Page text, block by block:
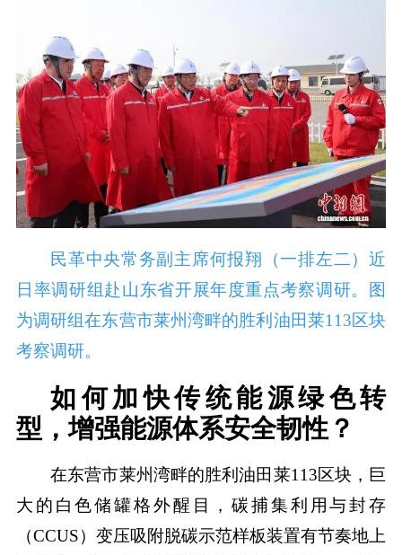
民革中央常务副主席何报翔（一排左二）近
日率调研组赴山东省开展年度重点考察调研。图
为调研组在东营市莱州湾畔的胜利油田莱113区块
考察调研。
如何加快传统能源绿色转
型，增强能源体系安全韧性？
在东营市莱州湾畔的胜利油田莱113区块，巨
大的白色储罐格外醒目，碳捕集利用与封存
（CCUS）变压吸附脱碳示范样板装置有节奏地上